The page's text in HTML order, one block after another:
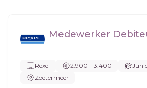
Medewerker
Rexel 2.900 - 3.400
Zoetermeer